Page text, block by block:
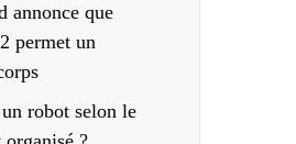
annonce que
permet un
robot selon le